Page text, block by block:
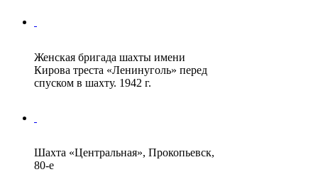
Женская бригада шахты имени
Кирова треста «Ленинуголь» перед
спуском в шахту. 1942 г.
Шахта «Центральная», Прокопьевск,
80-е